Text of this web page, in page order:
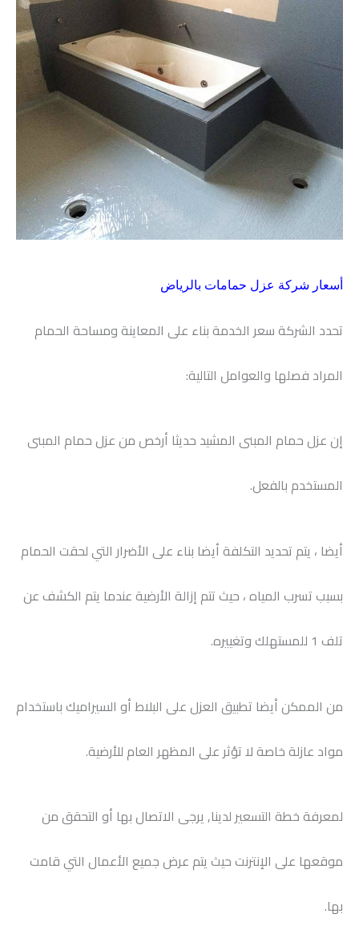
أسعار شركة عزل حمامات بالرياض
تحدد الشركة سعر الخدمة بناء على المعاينة ومساحة الحمام
المراد فصلها والعوامل التالية:
إن عزل حمام المبنى المشيد حديثا أرخص من عزل حمام المبنى
المستخدم بالفعل.
أيضا ، يتم تحديد التكلفة أيضا بناء على الأضرار التي لحقت الحمام
بسبب تسرب المياه ، حيث تتم إزالة الأرضية عندما يتم الكشف عن
تلف 1 للمستهلك وتغييره.
من الممكن أيضا تطبيق العزل على البلاط أو السيراميك باستخدام
مواد عازلة خاصة لا تؤثر على المظهر العام للأرضية.
لمعرفة خطة التسعير لدينا, يرجى الاتصال بها أو التحقق من
موقعها على الإنترنت حيث يتم عرض جميع الأعمال التي قامت
بها.